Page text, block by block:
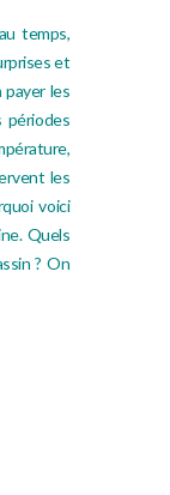
temps,
et
payer les
périodes
les
voici
Quels
? On